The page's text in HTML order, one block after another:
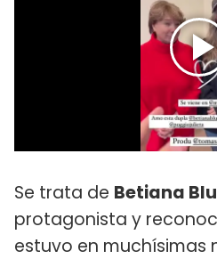
Se trata de Betiana
protagonista y
estuvo en muchísimas